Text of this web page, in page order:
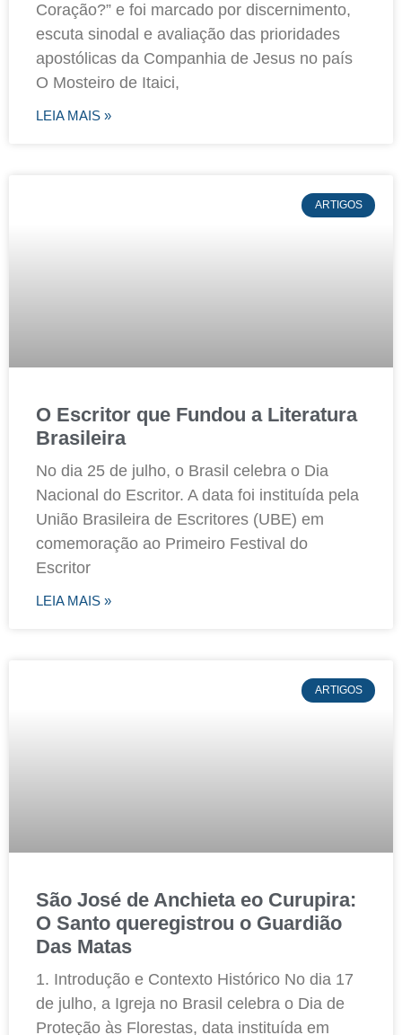
Coração?” e foi marcado por discernimento,
escuta sinodal e avaliação das prioridades
apostólicas da Companhia de Jesus no país
O Mosteiro de Itaici,
LEIA MAIS »
ARTIGOS
O Escritor que Fundou a Literatura
Brasileira
No dia 25 de julho, o Brasil celebra o Dia
Nacional do Escritor. A data foi instituída pela
União Brasileira de Escritores (UBE) em
comemoração ao Primeiro Festival do
Escritor
LEIA MAIS »
ARTIGOS
São José de Anchieta eo Curupira:
O Santo queregistrou o Guardião
Das Matas
1. Introdução e Contexto Histórico No dia 17
de julho, a Igreja no Brasil celebra o Dia de
Proteção às Florestas, data instituída em